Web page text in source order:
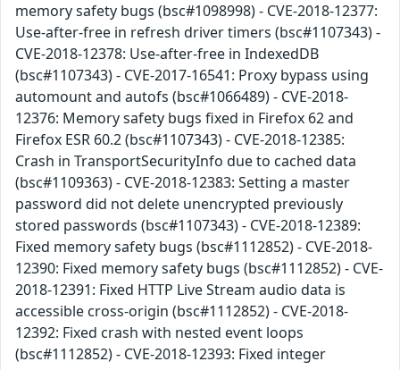
memory safety bugs (bsc#1098998) - CVE-2018-12377:
Use-after-free in refresh driver timers (bsc#1107343) -
CVE-2018-12378: Use-after-free in IndexedDB
(bsc#1107343) - CVE-2017-16541: Proxy bypass using
automount and autofs (bsc#1066489) - CVE-2018-
12376: Memory safety bugs fixed in Firefox 62 and
Firefox ESR 60.2 (bsc#1107343) - CVE-2018-12385:
Crash in TransportSecurityInfo due to cached data
(bsc#1109363) - CVE-2018-12383: Setting a master
password did not delete unencrypted previously
stored passwords (bsc#1107343) - CVE-2018-12389:
Fixed memory safety bugs (bsc#1112852) - CVE-2018-
12390: Fixed memory safety bugs (bsc#1112852) - CVE-
2018-12391: Fixed HTTP Live Stream audio data is
accessible cross-origin (bsc#1112852) - CVE-2018-
12392: Fixed crash with nested event loops
(bsc#1112852) - CVE-2018-12393: Fixed integer